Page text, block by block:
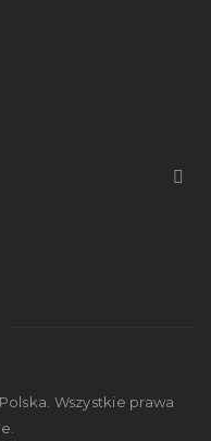
Wszystkie prawa